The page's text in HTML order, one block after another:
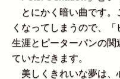
とにかく暗い曲です。
くなってしまうので、
生涯とピーターパンの
ていただきます。
美しくきれいな夢は、